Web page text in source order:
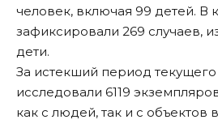
человек, включая 99 детей. В
зафиксировали 269 случаев,
дети.
За истекший период
исследовали 6119
как с людей, так и с